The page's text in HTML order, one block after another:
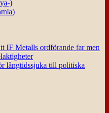
)
IF Metalls ordförande far men
långtidssjuka till politiska